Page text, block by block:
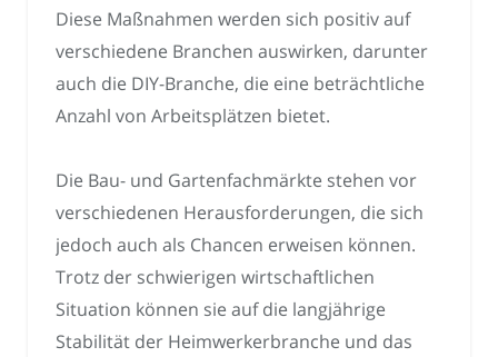
Diese Maßnahmen werden sich positiv auf
verschiedene Branchen auswirken, darunter
auch die DIY-Branche, die eine beträchtliche
Anzahl von Arbeitsplätzen bietet.
Die Bau- und Gartenfachmärkte stehen vor
verschiedenen Herausforderungen, die sich
jedoch auch als Chancen erweisen können.
Trotz der schwierigen wirtschaftlichen
Situation können sie auf die langjährige
Stabilität der Heimwerkerbranche und das